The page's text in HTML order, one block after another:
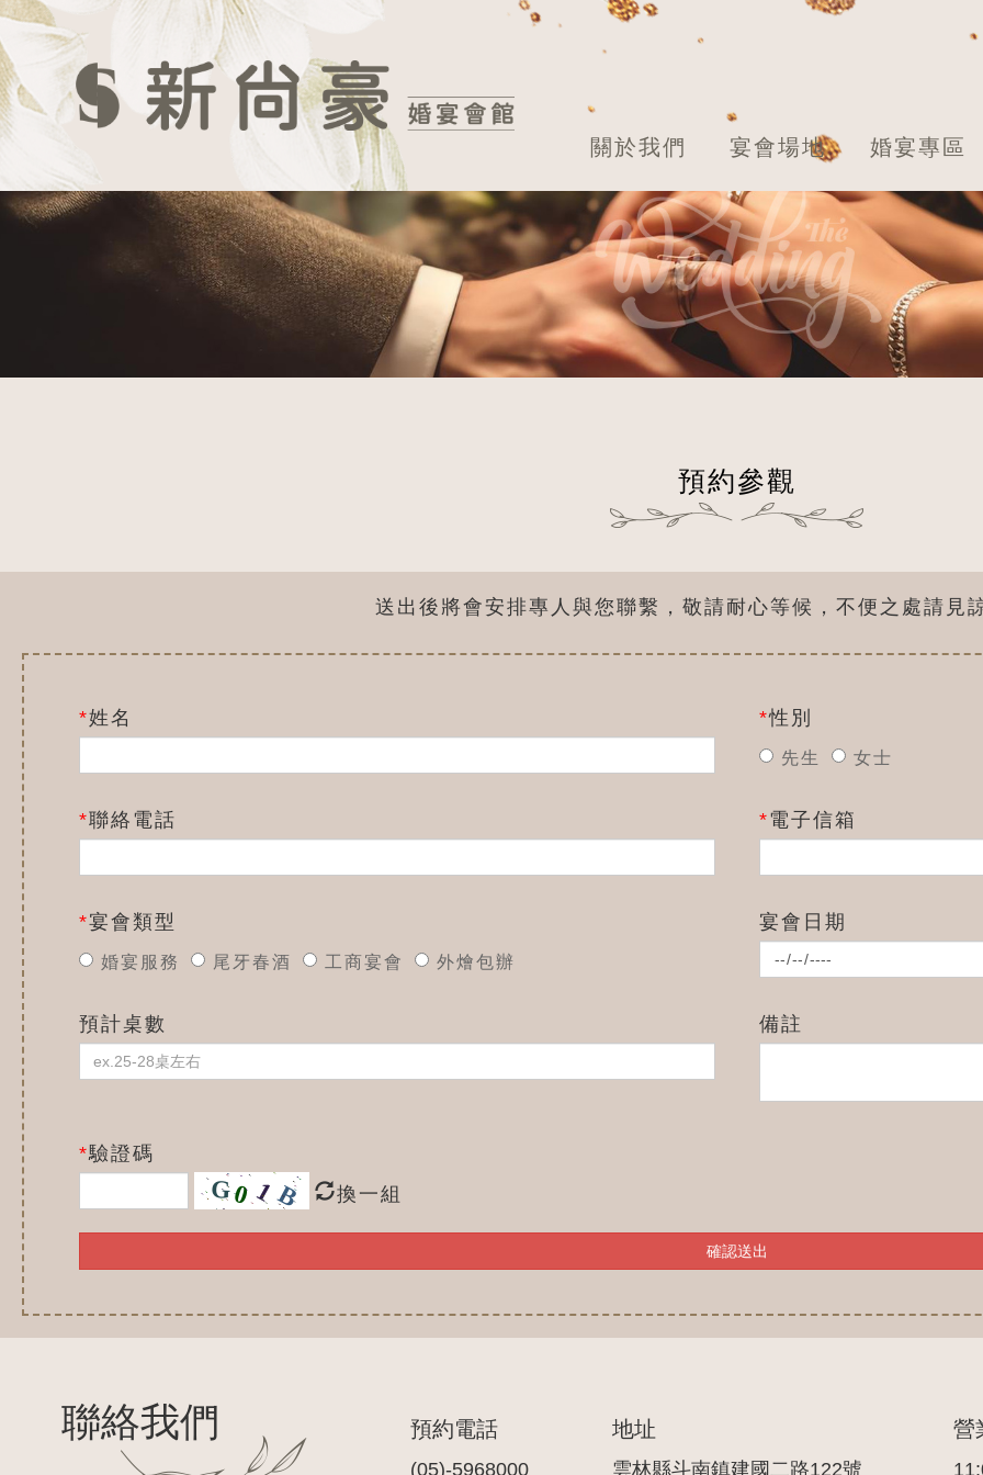
關於我們 宴會場地 婚宴專區
預約參觀
送出後將會安排專人與您聯繫，敬請耐心等候，不便之處請見
*姓名 *性別
先生 女士
*聯絡電話 *電子信箱
*宴會類型
婚宴服務 尾牙春酒 工商宴會 外燴包辦
宴會日期
預計桌數 備註
*驗證碼
換一組
確認送出
聯絡我們 預約電話
(05)-5968000
地址
雲林縣斗南鎮建國二路122號
營